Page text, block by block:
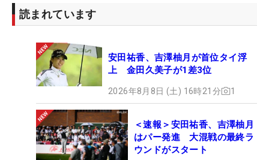
読まれています
安田祐香、吉澤柚月が首位タイ浮
上 金田久美子が1差3位
2026年8月8日 (土) 16時21分 1
＜速報＞安田祐香、吉澤柚月
はパー発進 大混戦の最終ラ
ウンドがスタート